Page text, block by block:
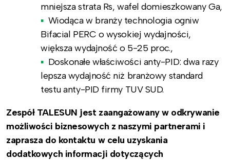
mniejsza strata Rs, wafel domieszkowany Ga,
Wiodąca w branży technologia ogniw
Bifacial PERC o wysokiej wydajności,
większa wydajność o 5-25 proc.,
Doskonałe właściwości anty-PID: dwa razy
lepsza wydajność niż branżowy standard
testu anty-PID firmy TUV SUD.
Zespół TALESUN jest zaangażowany w odkrywanie
możliwości biznesowych z naszymi partnerami i
zaprasza do kontaktu w celu uzyskania
dodatkowych informacji dotyczących